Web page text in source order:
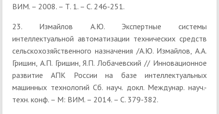
ВИМ. – 2008. – Т. 1. – С. 246-251.
23. Измайлов А.Ю. Экспертные системы
интеллектуальной автоматизации технических средств
сельскохозяйственного назначения /А.Ю. Измайлов, А.А.
Гришин, А.П. Гришин, Я.П. Лобачевский // Инновационное
развитие АПК России на базе интеллектуальных
машинных технологий Сб. науч. докл. Междунар. науч.-
техн. конф. – М: ВИМ. – 2014. – С. 379-382.